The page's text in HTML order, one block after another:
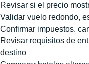
Revisar si el precio
Validar vuelo redondo,
Confirmar impuestos,
Revisar requisitos de
destino